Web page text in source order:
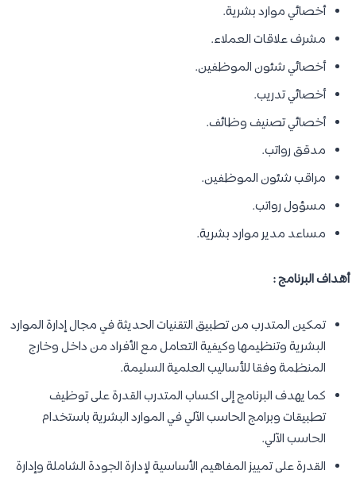
أخصائي موارد بشرية.
مشرف علاقات العملاء.
أخصائي شئون الموظفين.
أخصائي تدريب.
أخصائي تصنيف وظائف.
مدقق رواتب.
مراقب شئون الموظفين.
مسؤول رواتب.
مساعد مدير موارد بشرية.
أهداف البرنامج :
تمكين المتدرب من تطبيق التقنيات الحديثة في مجال إدارة الموارد
البشرية وتنظيمها وكيفية التعامل مع الأفراد من داخل وخارج
المنظمة وفقا للأساليب العلمية السليمة.
كما يهدف البرنامج إلى اكساب المتدرب القدرة على توظيف
تطبيقات وبرامج الحاسب الآلي في الموارد البشرية باستخدام
الحاسب الآلي.
القدرة على تمييز المفاهيم الأساسية لإدارة الجودة الشاملة وإدارة